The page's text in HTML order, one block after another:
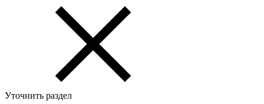
Уточнить раздел